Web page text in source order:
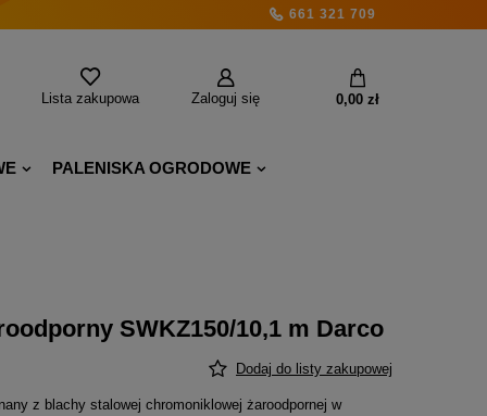
661 321 709
Zaloguj się
Lista zakupowa 0,00 zł
PALENISKA OGRODOWE
SWKZ150/10,1 m Darco
Dodaj do listy zakupowej
z blachy stalowej chromoniklowej żaroodpornej w